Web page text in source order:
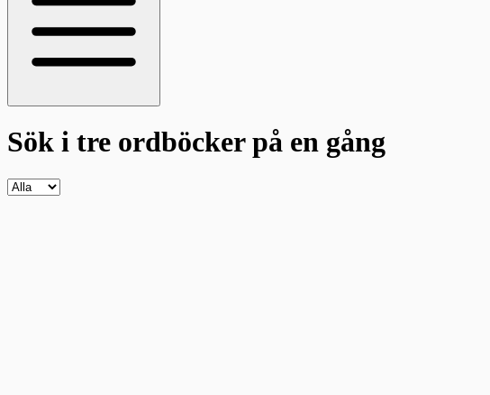
Sök i tre ordböckerpå en gång